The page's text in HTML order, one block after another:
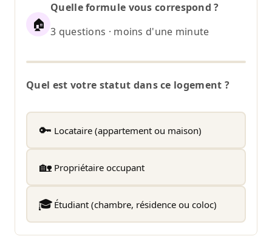
🏠
Quelle formule vous correspond ?
3 questions · moins d'une minute
Quel est votre statut dans ce logement ?
🔑 Locataire (appartement ou maison)
🏡 Propriétaire occupant
🎓 Étudiant (chambre, résidence ou coloc)